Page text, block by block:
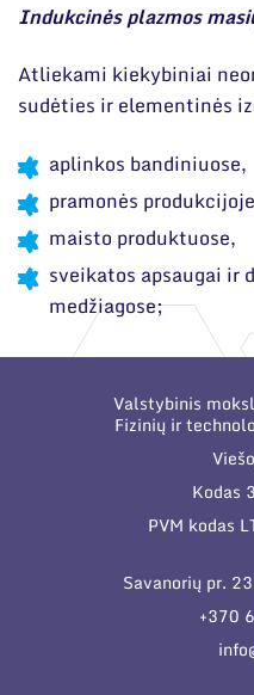
Indukcinės plazmos
Atliekami kiekybiniai
sudėties ir elementinės
aplinkos bandiniuose,
pramonės
maisto produktuose,
sveikatos apsaugai ir
medžiagose;
Valstybinis
Fizinių ir
Kodas
PVM kodas
Savanorių pr.
+370